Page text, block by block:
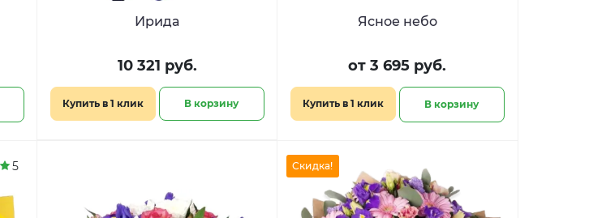
Ирида
10 321 руб.
Купить в 1 клик В корзину
Ясное небо
от 3 695 руб.
Купить в 1 клик В корзину
5 Скидка!